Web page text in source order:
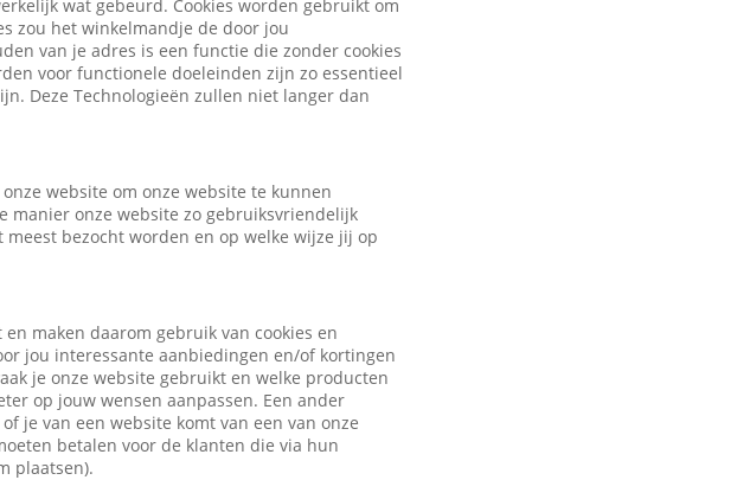
wat gebeurd. Cookies worden gebruikt om
zou het winkelmandje de door jou
van je adres is een functie die zonder cookies
voor functionele doeleinden zijn zo essentieel
Deze Technologieën zullen niet langer dan
website om onze website te kunnen
manier onze website zo gebruiksvriendelijk
bezocht worden en op welke wijze jij op
maken daarom gebruik van cookies en
jou interessante aanbiedingen en/of kortingen
je onze website gebruikt en welke producten
op jouw wensen aanpassen. Een ander
je van een website komt van een van onze
betalen voor de klanten die via hun
plaatsen).